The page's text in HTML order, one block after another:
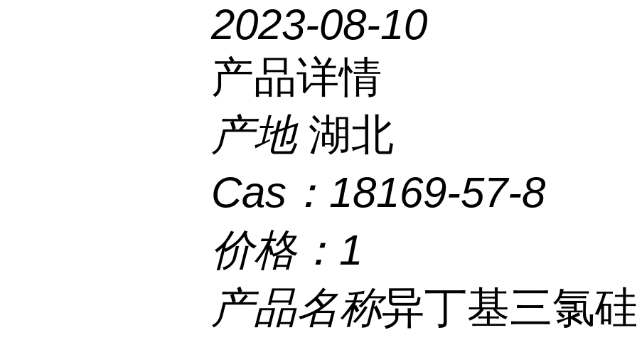
2023-08-10
产品详情
产地 湖北
Cas： 18169-57-8
价格： 1
产品名称异丁基三氯